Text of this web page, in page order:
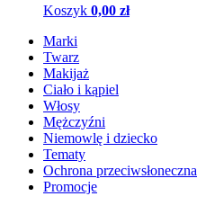
Koszyk 0,00 zł
Marki
Twarz
Makijaż
Ciało i kąpiel
Włosy
Mężczyźni
Niemowlę i dziecko
Tematy
Ochrona przeciwsłoneczna
Promocje